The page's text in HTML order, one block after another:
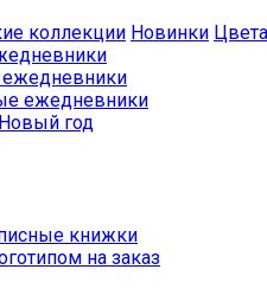
коллекции Новинки Цвета
ежедневники
год
книжки
на заказ